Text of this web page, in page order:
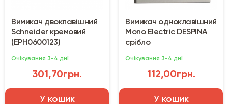
Вимикач двоклавішний
Schneider кремовий
(EPH0600123)
Очікування 3-4 дні
301,70грн.
У кошик
Вимикач одноклавішний
Mono Electric DESPINA
срібло
Очікування 3-4 дні
112,00грн.
У кошик